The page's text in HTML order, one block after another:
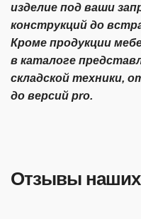
изделие под ваши
конструкций до
Кроме продукции
в каталоге
складской техники,
до версий pro.
Отзывы наших